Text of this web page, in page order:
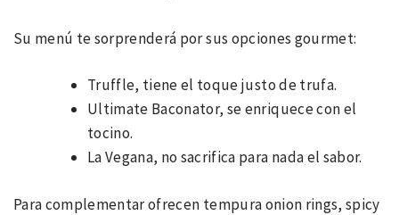
Su menú te sorprenderá por sus opciones gourmet:
Truffle, tiene el toque justo de trufa.
Ultimate Baconator, se enriquece con el
tocino.
La Vegana, no sacrifica para nada el sabor.
Para complementar ofrecen tempura onion rings, spicy